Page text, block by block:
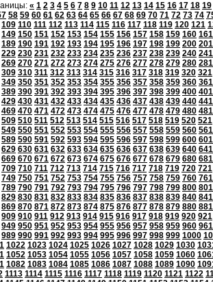
« 1 2 3 4 5 6 7 8 9 10 11 12 13 14 15 16 17 18 19
58 59 60 61 62 63 64 65 66 67 68 69 70 71 72 73 74
109 110 111 112 113 114 115 116 117 118 119 120 121
149 150 151 152 153 154 155 156 157 158 159 160 161
189 190 191 192 193 194 195 196 197 198 199 200 201
229 230 231 232 233 234 235 236 237 238 239 240 241
269 270 271 272 273 274 275 276 277 278 279 280 281
309 310 311 312 313 314 315 316 317 318 319 320 321
349 350 351 352 353 354 355 356 357 358 359 360 361
389 390 391 392 393 394 395 396 397 398 399 400 401
429 430 431 432 433 434 435 436 437 438 439 440 441
469 470 471 472 473 474 475 476 477 478 479 480 481
509 510 511 512 513 514 515 516 517 518 519 520 521
549 550 551 552 553 554 555 556 557 558 559 560 561
589 590 591 592 593 594 595 596 597 598 599 600 601
629 630 631 632 633 634 635 636 637 638 639 640 641
669 670 671 672 673 674 675 676 677 678 679 680 681
709 710 711 712 713 714 715 716 717 718 719 720 721
749 750 751 752 753 754 755 756 757 758 759 760 761
789 790 791 792 793 794 795 796 797 798 799 800 801
829 830 831 832 833 834 835 836 837 838 839 840 841
869 870 871 872 873 874 875 876 877 878 879 880 881
909 910 911 912 913 914 915 916 917 918 919 920 921
949 950 951 952 953 954 955 956 957 958 959 960 961
989 990 991 992 993 994 995 996 997 998 999 1000
1022 1023 1024 1025 1026 1027 1028 1029 1030
1052 1053 1054 1055 1056 1057 1058 1059 1060
1082 1083 1084 1085 1086 1087 1088 1089 1090
1113 1114 1115 1116 1117 1118 1119 1120 1121 1122